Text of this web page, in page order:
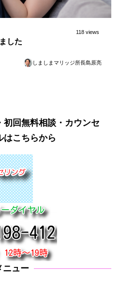
118 views
した
しましまマリッジ所長島原亮
初回無料相談・カウンセ
はこちらから
ニュー